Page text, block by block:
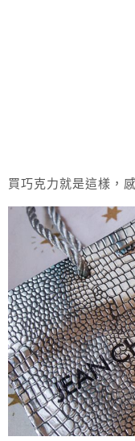
買巧克力就是這樣，